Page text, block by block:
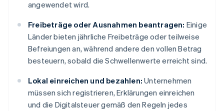
angewendet wird.
Freibeträge oder Ausnahmen beantragen: Einige
Länder bieten jährliche Freibeträge oder teilweise
Befreiungen an, während andere den vollen Betrag
besteuern, sobald die Schwellenwerte erreicht sind.
Lokal einreichen und bezahlen: Unternehmen
müssen sich registrieren, Erklärungen einreichen
und die Digitalsteuer gemäß den Regeln jedes